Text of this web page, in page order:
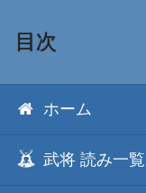
目次
ホーム
武将 読み一覧